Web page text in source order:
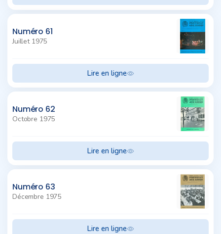
Numéro 61
Juillet 1975
Lire en ligne
Numéro 62
Octobre 1975
Lire en ligne
Numéro 63
Décembre 1975
Lire en ligne